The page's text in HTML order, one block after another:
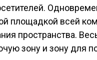
площадкой всей
пространства.
зону и зону для